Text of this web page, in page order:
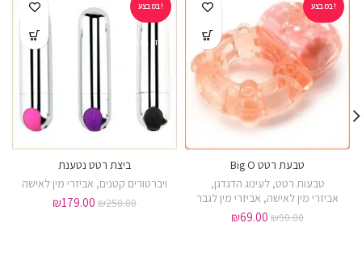
במבצע!
טבעת רטט Big O
טבעות רטט,לעינוג הדגדגן,
אביזרי מין לאישה, אביזרי מין לגבר
₪90.00
₪69.00
במבצע!
אזל במלאי
ביצת רטט נטענת
ויברטורים קטנים, אביזרי מין לאישה
₪250.00
₪179.00